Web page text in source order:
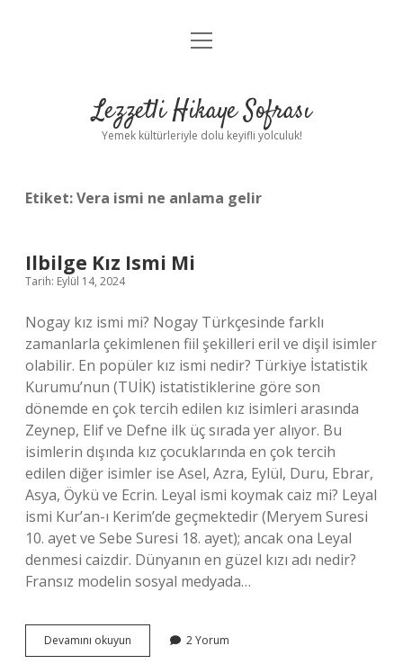
Anasayfa
Yasal Uyarı
menüyü
Lezzetli Hikaye Sofrası
Yemek kültürleriyle dolu keyifli yolculuk!
Etiket:Vera ismi ne anlama gelir
Ilbilge Kız Ismi Mi
Tarih: Eylül 14, 2024
Nogay kız ismi mi? Nogay Türkçesinde farklı
zamanlarla çekimlenen fiil şekilleri eril ve dişil isimler
olabilir. En popüler kız ismi nedir? Türkiye İstatistik
Kurumu’nun (TUİK) istatistiklerine göre son
dönemde en çok tercih edilen kız isimleri arasında
Zeynep, Elif ve Defne ilk üç sırada yer alıyor. Bu
isimlerin dışında kız çocuklarında en çok tercih
edilen diğer isimler ise Asel, Azra, Eylül, Duru, Ebrar,
Asya, Öykü ve Ecrin. Leyal ismi koymak caiz mi? Leyal
ismi Kur’an-ı Kerim’de geçmektedir (Meryem Suresi
10. ayet ve Sebe Suresi 18. ayet); ancak ona Leyal
denmesi caizdir. Dünyanın en güzel kızı adı nedir?
Fransız modelin sosyal medyada…
Devamını okuyun
Kız
2 Yorum